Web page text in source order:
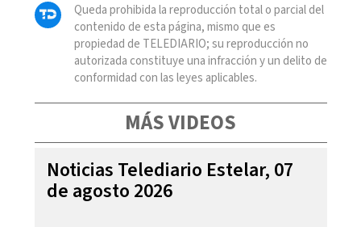
Queda prohibida la reproducción total o parcial del
contenido de esta página, mismo que es
propiedad de TELEDIARIO; su reproducción no
autorizada constituye una infracción y un delito de
conformidad con las leyes aplicables.
MÁS VIDEOS
Noticias Telediario Estelar, 07
de agosto 2026